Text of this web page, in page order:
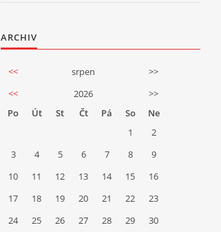
ARCHIV
<< srpen
>>
<<
2026
>>
Po
Út St Čt Pá So
Ne
1
2
3
4 5 6 7 8
9
10
11 12 13 14 15
16
17
18 19 20 21 22
23
24
25 26 27 28 29 30